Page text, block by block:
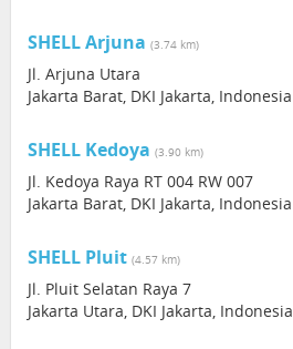
SHELL Arjuna (3.74 km)
Jl. Arjuna Utara
Jakarta Barat, DKI Jakarta, Indonesia
SHELL Kedoya (3.90 km)
Jl. Kedoya Raya RT 004 RW 007
Jakarta Barat, DKI Jakarta, Indonesia
SHELL Pluit (4.57 km)
Jl. Pluit Selatan Raya 7
Jakarta Utara, DKI Jakarta, Indonesia